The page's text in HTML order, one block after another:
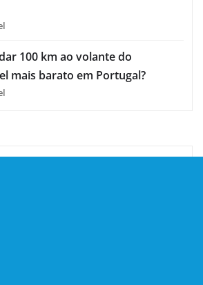
100 km ao volante do
mais barato em Portugal?